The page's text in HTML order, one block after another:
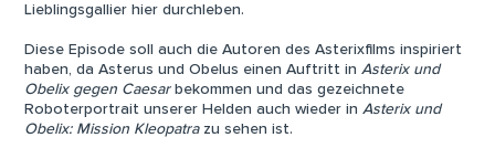
Lieblingsgallier hier durchleben.
Diese Episode soll auch die Autoren des Asterixfilms inspiriert
haben, da Asterus und Obelus einen Auftritt inAsterix und
Obelix gegen Caesarbekommen und das gezeichnete
Roboterportrait unserer Helden auch wieder inAsterix und
Obelix: Mission Kleopatrazu sehen ist.